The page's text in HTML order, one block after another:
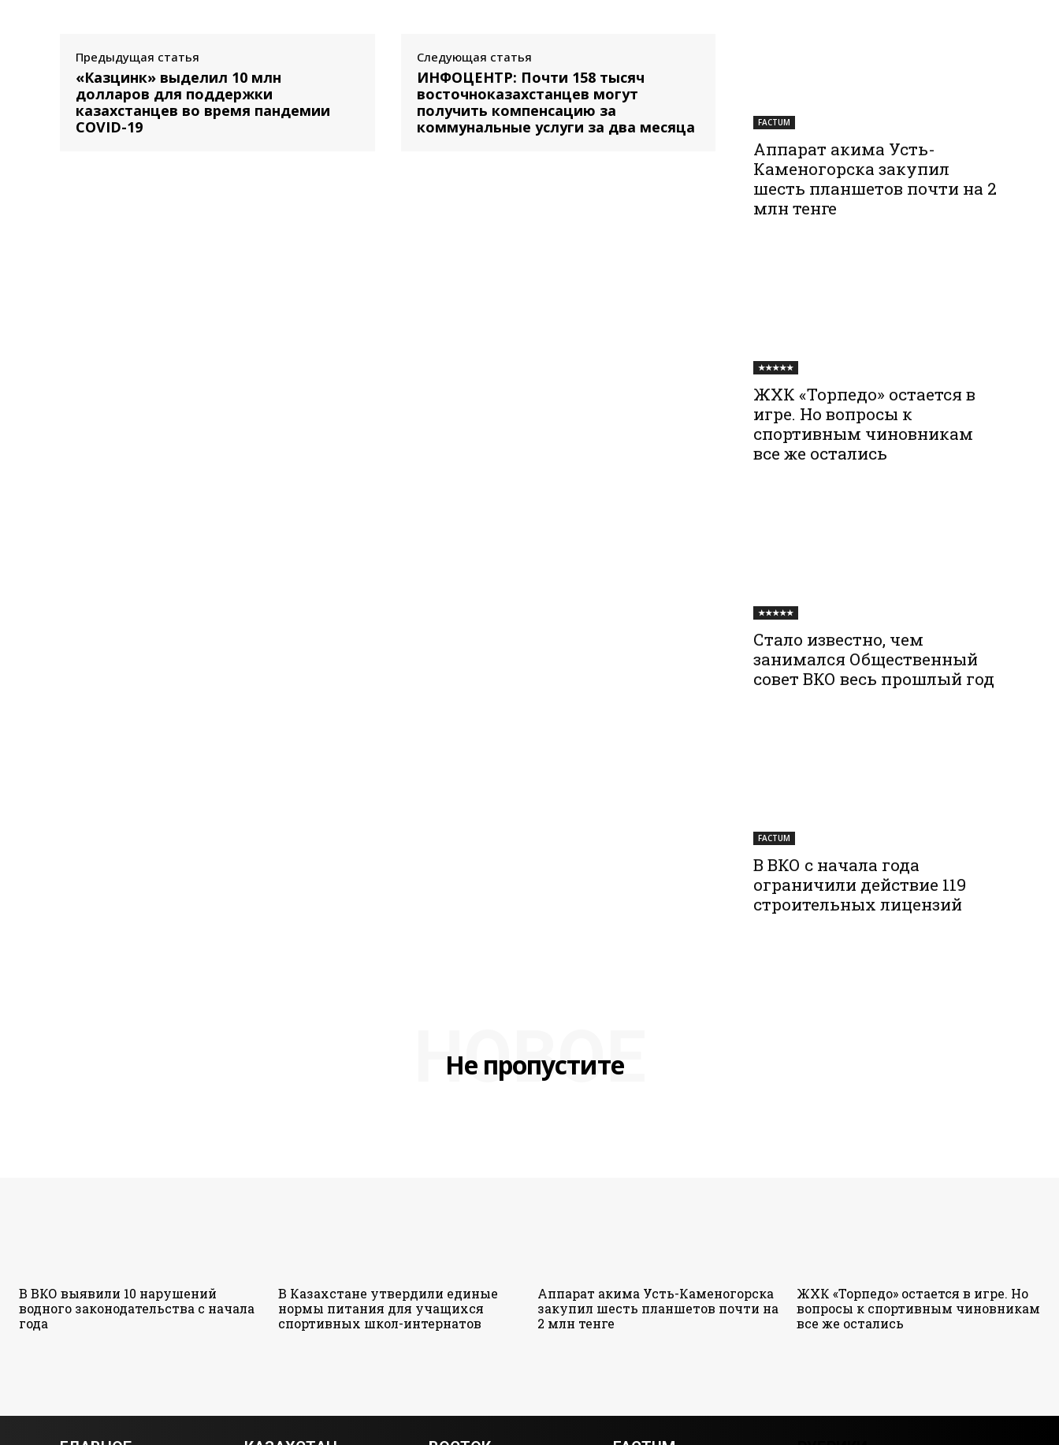
Предыдущая статья
«Казцинк» выделил 10 млн
долларов для поддержки
казахстанцев во время пандемии
COVID-19
Следующая статья
ИНФОЦЕНТР: Почти 158 тысяч
восточноказахстанцев могут
получить компенсацию за
коммунальные услуги за два месяца
FACTUM
Аппарат акима Усть-
Каменогорска закупил
шесть планшетов почти на 2
млн тенге
★★★★★
ЖХК «Торпедо» остается в
игре. Но вопросы к
спортивным чиновникам
все же остались
★★★★★
Стало известно, чем
занимался Общественный
совет ВКО весь прошлый год
FACTUM
В ВКО с начала года
ограничили действие 119
строительных лицензий
Не пропустите
НОВОЕ
В ВКО выявили 10 нарушений
водного законодательства с начала
года
В Казахстане утвердили единые
нормы питания для учащихся
спортивных школ-интернатов
Аппарат акима Усть-Каменогорска
закупил шесть планшетов почти на
2 млн тенге
ЖХК «Торпедо» остается в игре. Но
вопросы к спортивным чиновникам
все же остались